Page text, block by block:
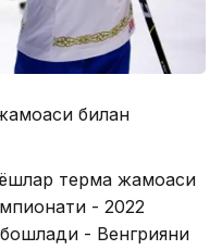
билан
ёшлар терма жамоаси
- 2022
- Венгрияни